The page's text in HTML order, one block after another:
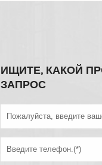
ИЩИТЕ, КАКОЙ
ЗАПРОС